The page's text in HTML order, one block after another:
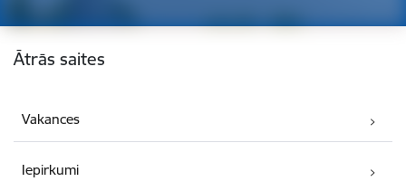
Kājene
Ātrās saites
Vakances
Iepirkumi